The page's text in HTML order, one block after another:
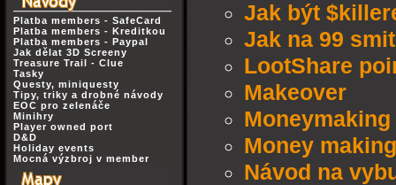
Platba members - SafeCard
Platba members - Kreditkou
Platba members - Paypal
Jak dělat 3D Screeny
Treasure Trail - Clue
Tasky
Questy, miniquesty
Tipy, triky a drobné návody
EOC pro zelenáče
Minihry
Player owned port
D&D
Holiday events
Mocná výzbroj v member
Jak být
Jak na 99
LootShare
Makeover
Money
Návod na